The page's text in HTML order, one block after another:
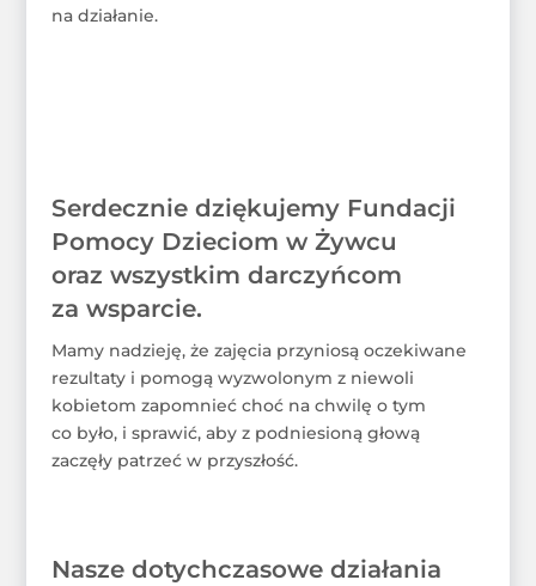
na działanie.
Serdecznie dziękujemy Fundacji
Pomocy Dzieciom w Żywcu
oraz wszystkim darczyńcom
za wsparcie.
Mamy nadzieję, że zajęcia przyniosą oczekiwane
rezultaty i pomogą wyzwolonym z niewoli
kobietom zapomnieć choć na chwilę o tym
co było, i sprawić, aby z podniesioną głową
zaczęły patrzeć w przyszłość.
Nasze dotychczasowe działania